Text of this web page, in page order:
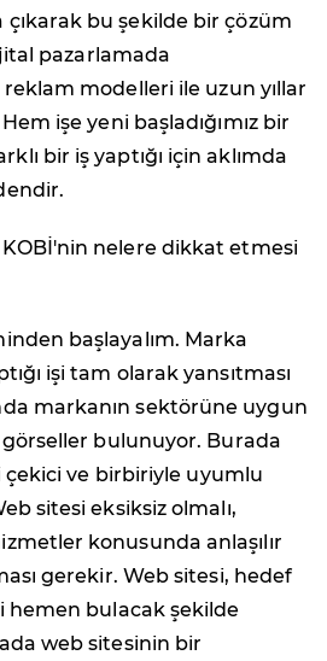
bu şekilde bir çözüm
pazarlamada
reklam modelleri ile uzun yıllar
işe yeni başladığımız bir
bir iş yaptığı için aklımda
nelere dikkat etmesi
başlayalım. Marka
işi tam olarak yansıtması
markanın sektörüne uygun
görseller bulunuyor. Burada
çekici ve birbiriyle uyumlu
sitesi eksiksiz olmalı,
konusunda anlaşılır
gerekir. Web sitesi, hedef
bulacak şekilde
web sitesinin bir